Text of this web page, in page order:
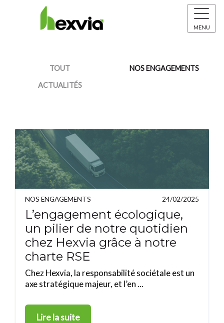
MENU
TOUT
NOS ENGAGEMENTS
ACTUALITÉS
NOS ENGAGEMENTS 24/02/2025
L’engagement écologique,
un pilier de notre quotidien
chez Hexvia grâce à notre
charte RSE
Chez Hexvia, la responsabilité sociétale est un
axe stratégique majeur, et l’en ...
Lire la suite